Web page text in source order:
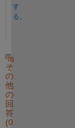
す
る。
そ
の
他
の
回
答
(0